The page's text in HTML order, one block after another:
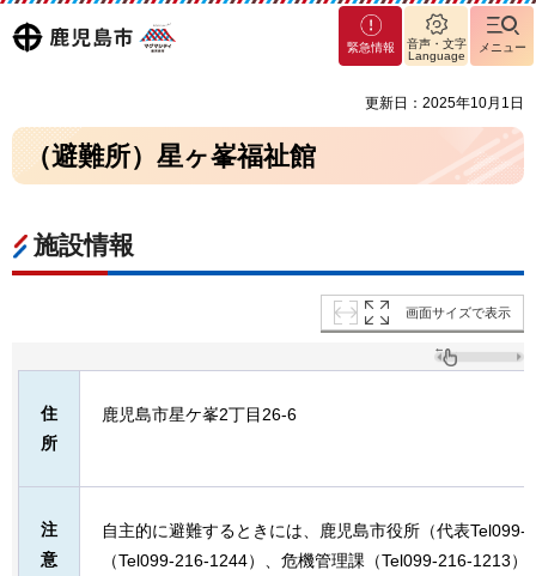
鹿児島
マグ
マシ
緊急情報
音声・文字
Language
メニュー
更新日：2025年10月1日
（避難所）星ヶ峯福祉館
施設情報
画面サイズで表示
住
所
鹿児島市星ケ峯2丁目26-6
注
意
自主的に避難するときには、鹿児島市役所（代表Tel099-
（Tel099-216-1244）、危機管理課（Tel099-216-1213